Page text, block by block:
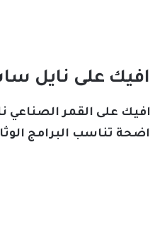
على نايل
على القمر الصناعي
تناسب البرامج